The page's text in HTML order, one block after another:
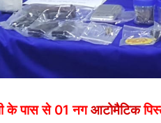
के पास से 01 नगआटोमैटिक